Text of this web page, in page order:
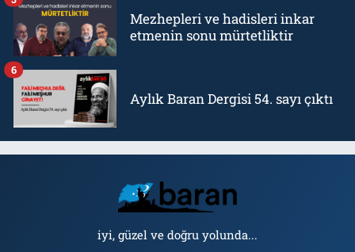
Mezhepleri ve hadisleri inkar
etmenin sonu mürtetliktir
Aylık Baran Dergisi 54. sayı çıktı
6
iyi, güzel ve doğru yolunda...